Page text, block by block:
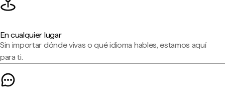
En cualquier lugar
Sin importar dónde vivas o qué idioma hables, estamos aquí
para ti.